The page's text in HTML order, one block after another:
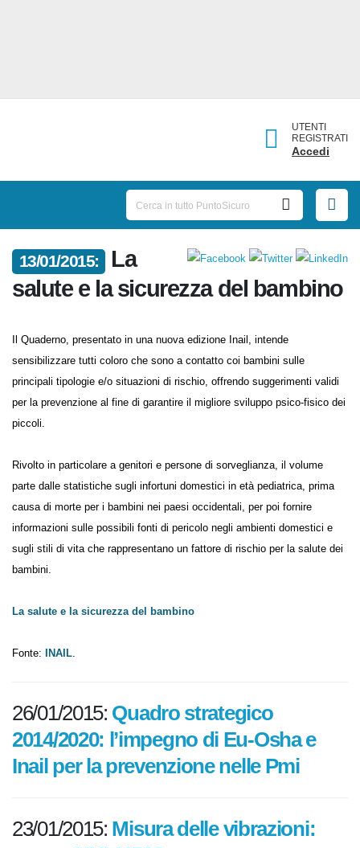
UTENTI
REGISTRATI
Accedi
13/01/2015:
La
salute e la sicurezza del
Il Quaderno, presentato in una nuova edizione Inail, intende
sensibilizzare tutti coloro che sono a contatto coi bambini sulle
principali tipologie e/o situazioni di rischio, offrendo suggerimenti
fisico dei piccoli.
Rivolto in particolare a genitori e persone di sorveglianza, il volume
parte dalle statistiche sugli infortuni domestici in età pediatrica, prima
causa di morte per i bambini nei paesi occidentali, per poi fornire
informazioni sulle possibili fonti di pericolo negli ambienti domestici e
dei bambini.
La salute e la sicurezza del bambino
26/01/2015:Quadro strategico
2014/2020: l’impegno di Eu-Osha e